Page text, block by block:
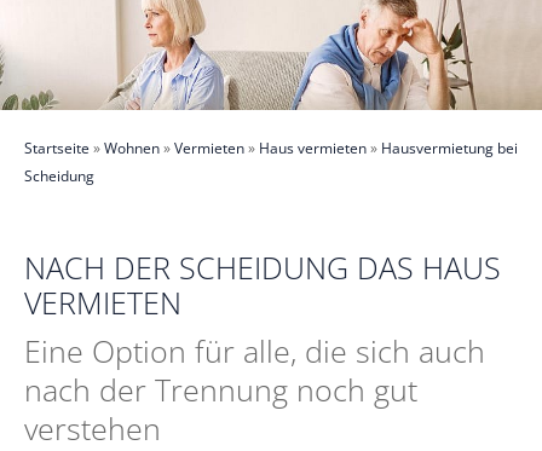
Startseite »Wohnen»Vermieten» Haus vermieten» Hausvermietung bei
Scheidung
​NACH DER SCHEIDUNG DAS HAUS
VERMIETEN
Eine Option für alle, die sich auch
nach der Trennung noch gut
verstehen